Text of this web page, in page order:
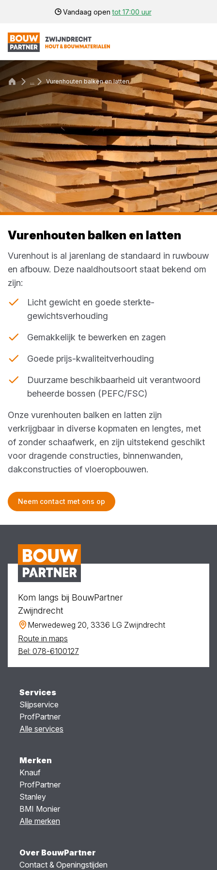
Vandaag opentot 17:00 uur
... Vurenhouten balken en latten
Vurenhouten balken en latten
Vurenhout is al jarenlang de standaard in ruwbouw
en afbouw. Deze naaldhoutsoort staat bekend om
zijn:
Licht gewicht en goede sterkte-
gewichtsverhouding
Gemakkelijk te bewerken en zagen
Goede prijs-kwaliteitverhouding
Duurzame beschikbaarheid uit verantwoord
beheerde bossen (PEFC/FSC)
Onze vurenhouten balken en latten zijn
verkrijgbaar in diverse kopmaten en lengtes, met
of zonder schaafwerk, en zijn uitstekend geschikt
voor dragende constructies, binnenwanden,
dakconstructies of vloeropbouwen.
Neem contact met ons op
Kom langs bij BouwPartner
Zwijndrecht
Merwedeweg 20, 3336 LG Zwijndrecht
Route in maps
Bel: 078-6100127
Services
Slijpservice
ProfPartner
Alle services
Merken
Knauf
ProfPartner
Stanley
BMI Monier
Alle merken
Over BouwPartner
Contact & Openingstijden